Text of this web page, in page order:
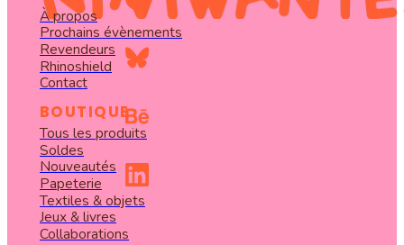
BOUTIQUE
À propos
Tous les produits
Prochains évènements
Soldes
Revendeurs
Nouveautés
Papeterie
Contact
Rhinoshield
Textiles & objets
Jeux & livres
Collaborations